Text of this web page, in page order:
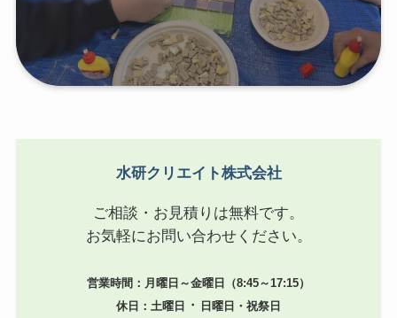
水研クリエイト株式会社
ご相談・お見積りは無料です。
お気軽にお問い合わせください。
営業時間：月曜日～金曜日（8:45～17:15）
休日：土曜日
・ 日曜日・祝祭日